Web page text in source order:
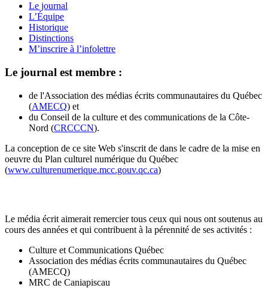
Le journal
L’Équipe
Historique
Distinctions
M’inscrire à l’infolettre
Le journal est membre :
de l'Association des médias écrits communautaires du Québec
(AMECQ) et
du Conseil de la culture et des communications de la Côte-
Nord (CRCCCN).
La conception de ce site Web s'inscrit de dans le cadre de la mise en
oeuvre du Plan culturel numérique du Québec
(www.culturenumerique.mcc.gouv.qc.ca)
Le média écrit aimerait remercier tous ceux qui nous ont soutenus au
cours des années et qui contribuent à la pérennité de ses activités :
Culture et Communications Québec
Association des médias écrits communautaires du Québec
(AMECQ)
MRC de Caniapiscau